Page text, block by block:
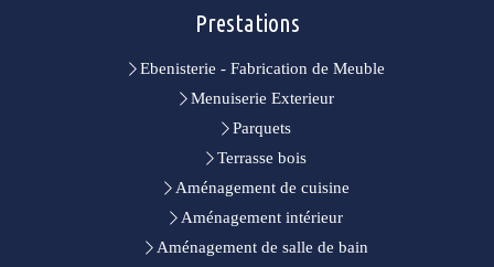
Prestations
Ebenisterie - Fabrication de Meuble
Menuiserie Exterieur
Parquets
Terrasse bois
Aménagement de cuisine
Aménagement intérieur
Aménagement de salle de bain